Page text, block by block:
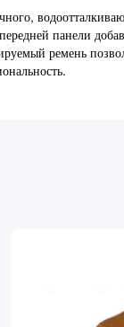
панели
ремень